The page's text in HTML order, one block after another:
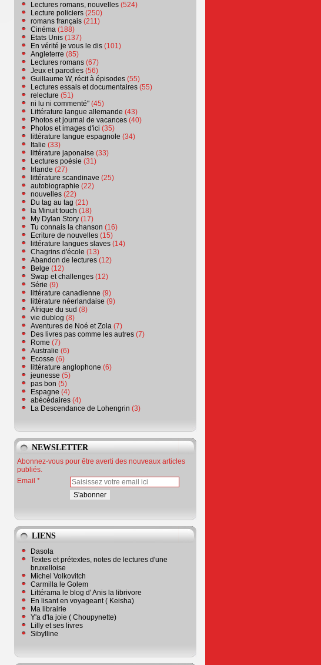
Lectures romans, nouvelles (524)
Lecture policiers (250)
romans français (211)
Cinéma (188)
Etats Unis (137)
En vérité je vous le dis (101)
Angleterre (85)
Lectures romans (67)
Jeux et parodies (56)
Guillaume W, récit à épisodes (55)
Lectures essais et documentaires (55)
relecture (51)
ni lu ni commenté" (45)
Littérature langue allemande (43)
Photos et journal de vacances (40)
Photos et images d'ici (35)
littérature langue espagnole (34)
Italie (33)
littérature japonaise (33)
Lectures poésie (31)
Irlande (27)
littérature scandinave (25)
autobiographie (22)
nouvelles (22)
Du tag au tag (21)
la Minuit touch (18)
My Dylan Story (17)
Tu connais la chanson (16)
Ecriture de nouvelles (15)
littérature langues slaves (14)
Chagrins d'école (13)
Abandon de lectures (12)
Belge (12)
Swap et challenges (12)
Série (9)
littérature canadienne (9)
littérature néerlandaise (9)
Afrique du sud (8)
vie dublog (8)
Aventures de Noé et Zola (7)
Des livres pas comme les autres (7)
Rome (7)
Australie (6)
Ecosse (6)
littérature anglophone (6)
jeunesse (5)
pas bon (5)
Espagne (4)
abécédaires (4)
La Descendance de Lohengrin (3)
NEWSLETTER
Abonnez-vous pour être averti des nouveaux articles
publiés.
Email
LIENS
Dasola
Textes et prétextes, notes de lectures d'une
bruxelloise
Michel Volkovitch
Carmilla le Golem
Littérama le blog d' Anis la librivore
En lisant en voyageant ( Keisha)
Ma librairie
Y'a d'la joie ( Choupynette)
Lilly et ses livres
Sibylline